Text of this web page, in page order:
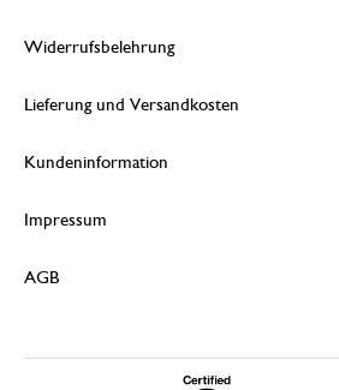
Widerrufsbelehrung
Lieferung und Versandkosten
Kundeninformation
Impressum
AGB